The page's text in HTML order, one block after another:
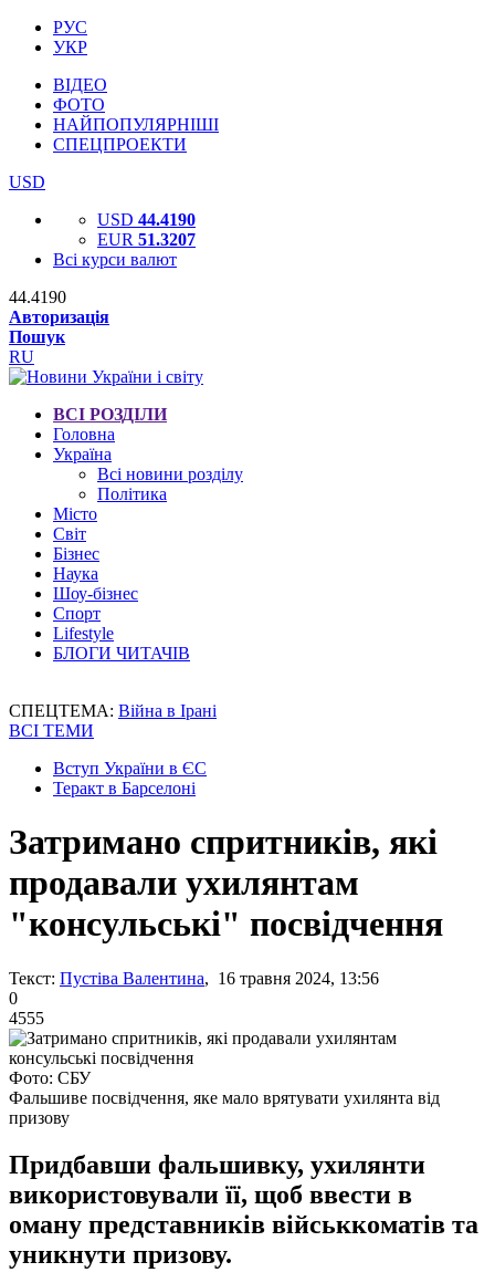
РУС
УКР
ВІДЕО
ФОТО
НАЙПОПУЛЯРНІШІ
СПЕЦПРОЕКТИ
USD
USD 44.4190
EUR 51.3207
Всі курси валют
44.4190
Авторизація
Пошук
RU
ВСІ РОЗДІЛИ
Головна
Україна
Всі новини розділу
Політика
Місто
Світ
Бізнес
Наука
Шоу-бізнес
Спорт
Lifestyle
БЛОГИ ЧИТАЧІВ
СПЕЦТЕМА: Війна в Ірані
ВСІ ТЕМИ
Вступ України в ЄС
Теракт в Барселоні
Затримано спритників, які
продавали ухилянтам
"консульські" посвідчення
Текст: Пустіва Валентина, 16 травня 2024, 13:56
0
4555
Фото: СБУ
Фальшиве посвідчення, яке мало врятувати ухилянта від
призову
Придбавши фальшивку, ухилянти
використовували її, щоб ввести в
оману представників військкоматів та
уникнути призову.